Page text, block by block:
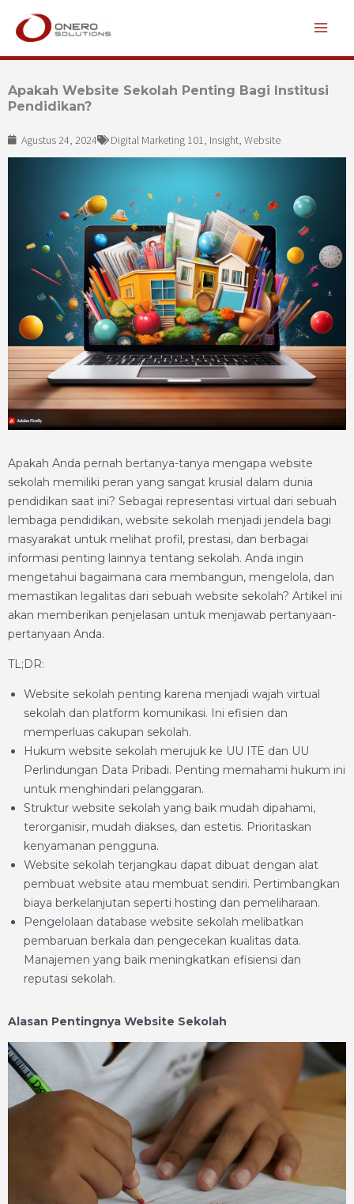
Lewati
Apakah Website Sekolah Penting Bagi Institusi
Pendidikan?
Agustus 24, 2024 Digital Marketing 101, Insight, Website
Apakah Anda pernah bertanya-tanya mengapa website
sekolah memiliki peran yang sangat krusial dalam dunia
pendidikan saat ini? Sebagai representasi virtual dari sebuah
lembaga pendidikan, website sekolah menjadi jendela bagi
masyarakat untuk melihat profil, prestasi, dan berbagai
informasi penting lainnya tentang sekolah. Anda ingin
mengetahui bagaimana cara membangun, mengelola, dan
memastikan legalitas dari sebuah website sekolah? Artikel ini
akan memberikan penjelasan untuk menjawab pertanyaan-
pertanyaan Anda.
TL;DR:
Website sekolah penting karena menjadi wajah virtual
sekolah dan platform komunikasi. Ini efisien dan
memperluas cakupan sekolah.
Hukum website sekolah merujuk ke UU ITE dan UU
Perlindungan Data Pribadi. Penting memahami hukum ini
untuk menghindari pelanggaran.
Struktur website sekolah yang baik mudah dipahami,
terorganisir, mudah diakses, dan estetis. Prioritaskan
kenyamanan pengguna.
Website sekolah terjangkau dapat dibuat dengan alat
pembuat website atau membuat sendiri. Pertimbangkan
biaya berkelanjutan seperti hosting dan pemeliharaan.
Pengelolaan database website sekolah melibatkan
pembaruan berkala dan pengecekan kualitas data.
Manajemen yang baik meningkatkan efisiensi dan
reputasi sekolah.
Alasan Pentingnya Website Sekolah